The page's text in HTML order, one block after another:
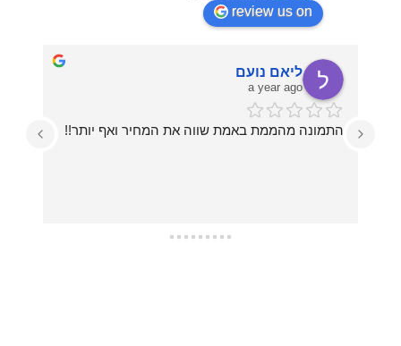
review us on
ליאם נועם
a year ago
התמונה מהממת באמת שווה את המחיר ואף יותר!!